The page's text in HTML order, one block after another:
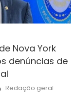
Nova York
denúncias de
Author
Redação geral